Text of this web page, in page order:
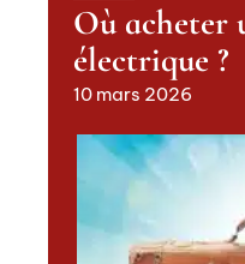
Où acheter
électrique ?
10 mars 2026